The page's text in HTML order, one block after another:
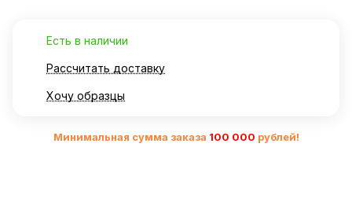
Есть в наличии
Рассчитать доставку
Хочу образцы
Минимальная сумма заказа 100 000 рублей!